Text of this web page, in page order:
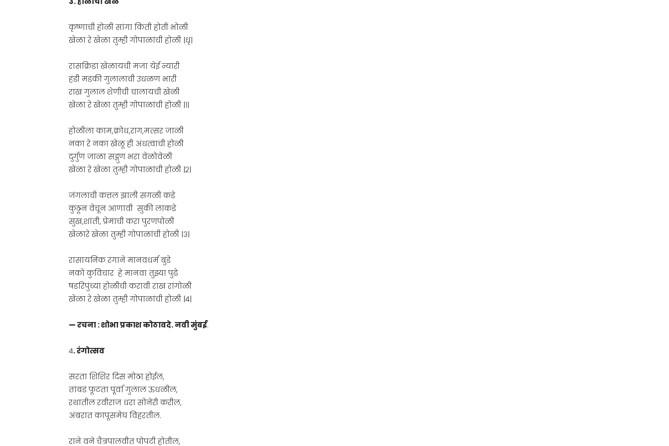
कृष्णाची होळी सांगा किती होती भोळी
खेळा रे खेळा तुम्ही गोपाळांची होळी |धृ|
रासक्रिडा खेळायची मजा येई न्यारी
हंडी मडकी गुलालाची उधळण भारी
राख गुलाल शेणीची चालायची खेळी
खेळा रे खेळा तुम्ही गोपाळांची होळी |१|
होळीला काम,क्रोध,राग,मत्सर जाळी
नका रे नका खेळू ही अंधत्वाची होळी
दुर्गुण जाळा सद्गुण भरा वेळोवेळी
खेळा रे खेळा तुम्ही गोपाळांची होळी |२|
जंगलाची कत्तल झाली सगळी कडे
कुठून वेचून आणावी सुकी लाकडे
सुख,शांती, प्रेमाची करा पुरणपोळी
खेळारे खेळा तुम्ही गोपाळांची होळी |३|
रासायनिक रंगाने मानवधर्म बुडे
नको कुविचार हे मानवा तुझ्या पुढे
षडरिपुंच्या होळीची करावी राख रांगोळी
खेळा रे खेळा तुम्ही गोपाळांची होळी |४|
— रचना : शोभा प्रकाश कोठावदे. नवी मुंबई.
4. रंगोत्सव
सरता शिशिर दिस मोठा होईल,
तांबडं फूटता पूर्वा गुलाल ऊधळील,
रथातील रवीराज धरा सोनेरी करील,
अंबरात कापूसमेघ विहरतील.
राने वने चैत्रपालवीत पोपटी होतील,